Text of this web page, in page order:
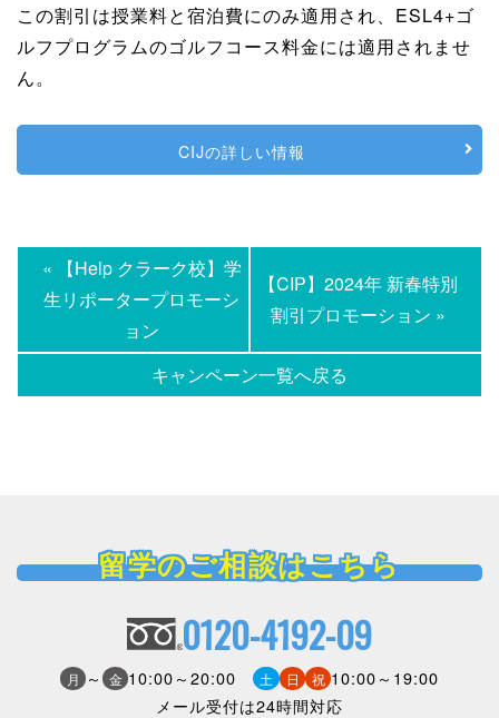
この割引は授業料と宿泊費にのみ適用され、ESL4+ゴ
ルフプログラムのゴルフコース料金には適用されませ
ん。
CIJの詳しい情報
« 【Help クラーク校】学
生リポータープロモーシ
ョン
キャンペーン一覧へ戻る
【CIP】2024年 新春特別
割引プロモーション »
留学のご相談はこちら
0120-4192-09
月 ～ 金 10:00～20:00 土 日 祝 10:00～19:00
メール受付は24時間対応